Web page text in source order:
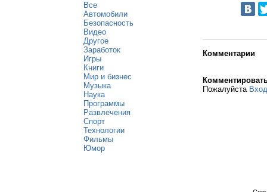
Все
Автомобили
Безопасность
Видео
Другое
Заработок
Игры
Книги
Мир и бизнес
Музыка
Наука
Программы
Развлечения
Спорт
Технологии
Фильмы
Юмор
Комментарии
Пожалуйста Вход